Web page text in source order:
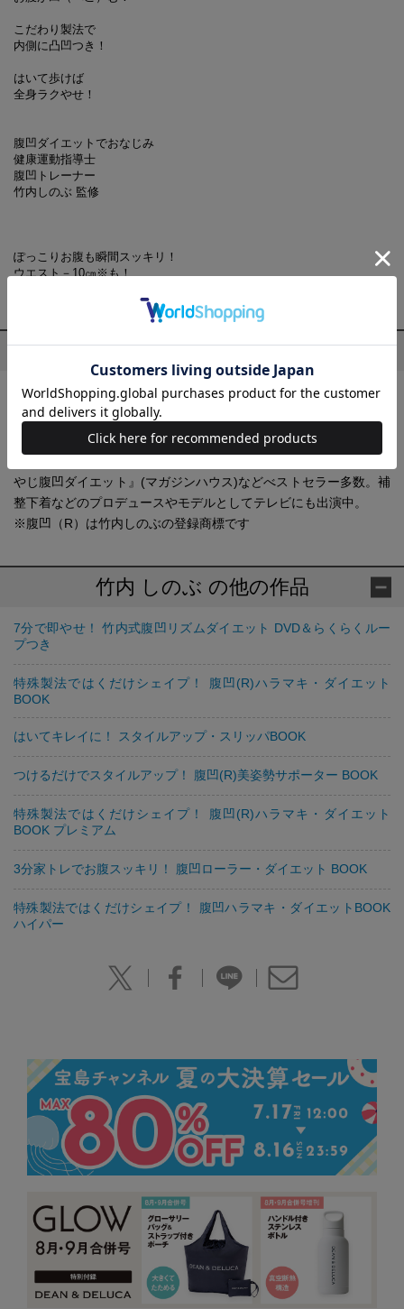
こだわり製法で
内側に凸凹つき！
はいて歩けば
全身ラクやせ！
腹凹ダイエットでおなじみ
健康運動指導士
腹凹トレーナー
竹内しのぶ 監修
ぽっこりお腹も瞬間スッキリ！
ウエスト－10㎝※も！
プロフィール
竹内 しのぶ (たけうち しのぶ)
健康運動指導士 腹凹（R）トレーナー。「誰にでも簡単な内容で
結果を導き出す」をモットーとする健康運動指導士、腹凹（R）ト
やじ腹凹ダイエット』(マガジンハウス)などべストセラー多数。補
整下着などのプロデュースやモデルとしてテレビにも出演中。
※腹凹（R）は竹内しのぶの登録商標です
竹内 しのぶ の他の作品
7分で即やせ！ 竹内式腹凹リズムダイエット DVD＆らくらくルー
プつき
特殊製法ではくだけシェイプ！ 腹凹(R)ハラマキ・ダイエット
BOOK
はいてキレイに！ スタイルアップ・スリッパBOOK
つけるだけでスタイルアップ！ 腹凹(R)美姿勢サポーター BOOK
特殊製法ではくだけシェイプ！ 腹凹(R)ハラマキ・ダイエット
BOOK プレミアム
3分家トレでお腹スッキリ！ 腹凹ローラー・ダイエット BOOK
特殊製法ではくだけシェイプ！ 腹凹ハラマキ・ダイエットBOOK
ハイパー